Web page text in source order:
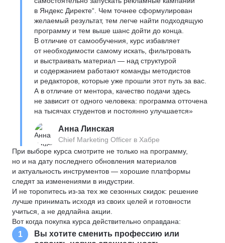
в Яндекс Директе“. Чем точнее сформулирован
желаемый результат, тем легче найти подходящую
программу и тем выше шанс дойти до конца.
В отличие от самообучения, курс избавляет
от необходимости самому искать, фильтровать
и выстраивать материал — над структурой
и содержанием работают команды методистов
и редакторов, которые уже прошли этот путь за вас.
А в отличие от ментора, качество подачи здесь
не зависит от одного человека: программа отточена
на тысячах студентов и постоянно улучшается»
Анна Линская
Chief Marketing Officer в Хабре
При выборе курса смотрите не только на программу,
но и на дату последнего обновления материалов
и актуальность инструментов — хорошие платформы
следят за изменениями в индустрии.
И не торопитесь из-за тех же сезонных скидок: решение
лучше принимать исходя из своих целей и готовности
учиться, а не дедлайна акции.
Вот когда покупка курса действительно оправдана:
1
Вы хотите сменить профессию или